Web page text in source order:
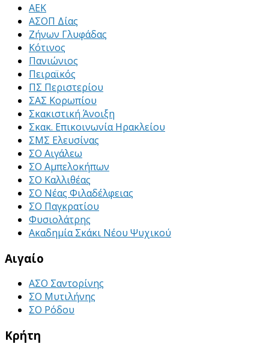
ΑΕΚ
ΑΣΟΠ Δίας
Ζήνων Γλυφάδας
Κότινος
Πανιώνιος
Πειραϊκός
ΠΣ Περιστερίου
ΣΑΣ Κορωπίου
Σκακιστική Άνοιξη
Σκακ. Επικοινωνία Ηρακλείου
ΣΜΣ Ελευσίνας
ΣΟ Αιγάλεω
ΣΟ Αμπελοκήπων
ΣΟ Καλλιθέας
ΣΟ Νέας Φιλαδέλφειας
ΣΟ Παγκρατίου
Φυσιολάτρης
Ακαδημία Σκάκι Νέου Ψυχικού
Αιγαίο
ΑΣΟ Σαντορίνης
ΣΟ Μυτιλήνης
ΣΟ Ρόδου
Κρήτη